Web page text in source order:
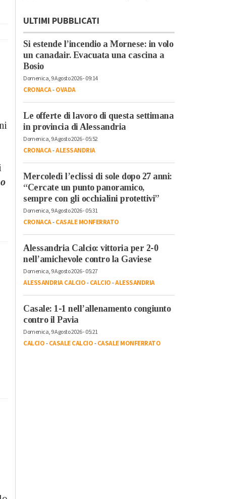
ULTIMI PUBBLICATI
Si estende l’incendio a Mornese: in volo
un canadair. Evacuata una cascina a
Bosio
Domenica, 9 Agosto 2026 - 09:14
CRONACA-OVADA
Le offerte di lavoro di questa settimana
in provincia di Alessandria
Domenica, 9 Agosto 2026 - 05:52
CRONACA-ALESSANDRIA
Mercoledì l’eclissi di sole dopo 27 anni:
“Cercate un punto panoramico,
sempre con gli occhialini protettivi”
Domenica, 9 Agosto 2026 - 05:31
CRONACA-CASALE MONFERRATO
Alessandria Calcio: vittoria per 2-0
nell’amichevole contro la Gaviese
Domenica, 9 Agosto 2026 - 05:27
ALESSANDRIA CALCIO-CALCIO-ALESSANDRIA
Casale: 1-1 nell’allenamento congiunto
contro il Pavia
Domenica, 9 Agosto 2026 - 05:21
CALCIO-CASALE CALCIO-CASALE MONFERRATO